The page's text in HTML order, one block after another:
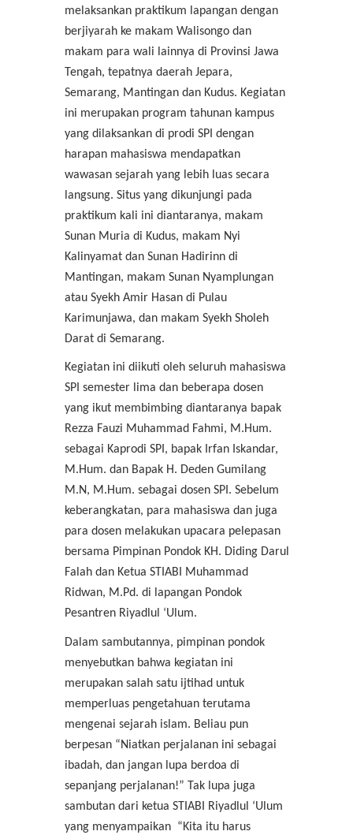
melaksankan praktikum lapangan dengan
berjiyarah ke makam Walisongo dan
makam para wali lainnya di Provinsi Jawa
Tengah, tepatnya daerah Jepara,
Semarang, Mantingan dan Kudus. Kegiatan
ini merupakan program tahunan kampus
yang dilaksankan di prodi SPI dengan
harapan mahasiswa mendapatkan
wawasan sejarah yang lebih luas secara
langsung. Situs yang dikunjungi pada
praktikum kali ini diantaranya, makam
Sunan Muria di Kudus, makam Nyi
Kalinyamat dan Sunan Hadirinn di
Mantingan, makam Sunan Nyamplungan
atau Syekh Amir Hasan di Pulau
Karimunjawa, dan makam Syekh Sholeh
Darat di Semarang.
Kegiatan ini diikuti oleh seluruh mahasiswa
SPI semester lima dan beberapa dosen
yang ikut membimbing diantaranya bapak
Rezza Fauzi Muhammad Fahmi, M.Hum.
sebagai Kaprodi SPI, bapak Irfan Iskandar,
M.Hum. dan Bapak H. Deden Gumilang
M.N, M.Hum. sebagai dosen SPI. Sebelum
keberangkatan, para mahasiswa dan juga
para dosen melakukan upacara pelepasan
bersama Pimpinan Pondok KH. Diding Darul
Falah dan Ketua STIABI Muhammad
Ridwan, M.Pd. di lapangan Pondok
Pesantren Riyadlul ‘Ulum.
Dalam sambutannya, pimpinan pondok
menyebutkan bahwa kegiatan ini
merupakan salah satu ijtihad untuk
memperluas pengetahuan terutama
mengenai sejarah islam. Beliau pun
berpesan “Niatkan perjalanan ini sebagai
ibadah, dan jangan lupa berdoa di
sepanjang perjalanan!” Tak lupa juga
sambutan dari ketua STIABI Riyadlul ‘Ulum
yang menyampaikan “Kita itu harus